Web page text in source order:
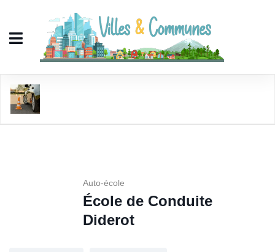
Auto-école
École de Conduite
Diderot